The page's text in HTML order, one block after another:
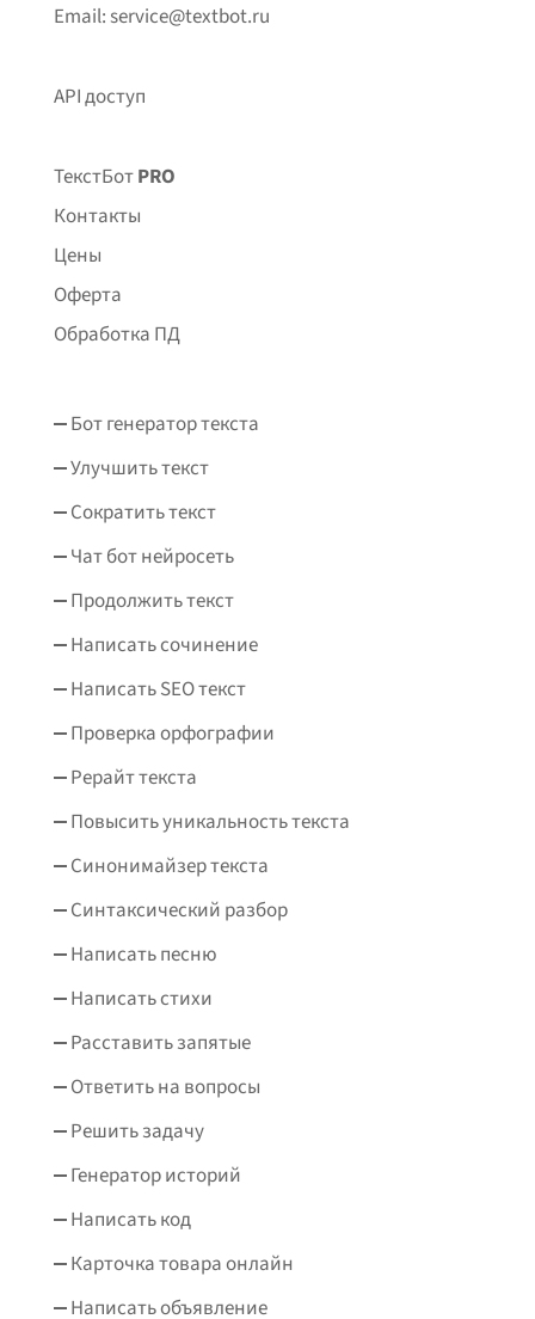
Email: service@textbot.ru
API доступ
ТекстБотPRO
Контакты
Цены
Оферта
Обработка ПД
Бот генератор текста
Улучшить текст
Сократить текст
Чат бот нейросеть
Продолжить текст
Написать сочинение
Написать SEO текст
Проверка орфографии
Рерайт текста
Повысить уникальность текста
Синонимайзер текста
Синтаксический разбор
Написать песню
Написать стихи
Расставить запятые
Ответить на вопросы
Решить задачу
Генератор историй
Написать код
Карточка товара онлайн
Написать объявление